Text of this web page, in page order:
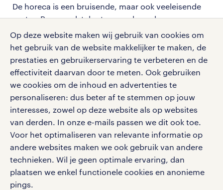
Op deze website maken wij gebruik van cookies om
het gebruik van de website makkelijker te maken, de
prestaties en gebruikerservaring te verbeteren en de
effectiviteit daarvan door te meten. Ook gebruiken
we cookies om de inhoud en advertenties te
personaliseren: dus beter af te stemmen op jouw
interesses, zowel op deze website als op websites
van derden. In onze e-mails passen we dit ook toe.
Voor het optimaliseren van relevante informatie op
andere websites maken we ook gebruik van andere
technieken. Wil je geen optimale ervaring, dan
plaatsen we enkel functionele cookies en anonieme
pings.
De horeca is een bruisende, maar ook veeleisende
sector. Personeelstekort, veranderende wensen
rond werktijden, salarissen, pauzes en zelfs
ziektekosten: vooral voor kleinere horecazaken zijn
dit dagelijkse uitdagingen. Juist daarom is een
goede payroll-oplossing geen luxe, maar een
must. Want wat speelt er op dit moment in de
horeca? Denk aan medewerkers die meer flexibiliteit
willen in hun rooster, hogere verwachtingen van
arbeidsvoorwaarden, en tegelijkertijd is het voor
ondernemers steeds lastiger om goede mensen te
vinden én te behouden.
We begrijpen dat, en we staan voor je klaar. Zeker bij
functies als bediening, barpersoneel, afwas,